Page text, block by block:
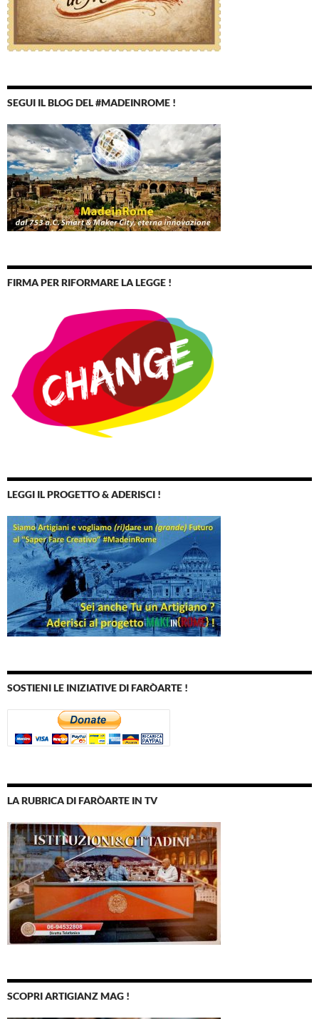
SEGUI IL BLOG DEL #MADEINROME !
FIRMA PER RIFORMARE LA LEGGE !
LEGGI IL PROGETTO & ADERISCI !
SOSTIENI LE INIZIATIVE DI FARÒARTE !
LA RUBRICA DI FARÒARTE IN TV
SCOPRI ARTIGIANZ MAG !